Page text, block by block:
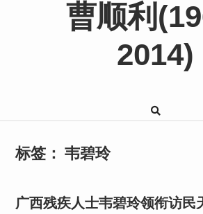
曹顺利
2014)
标签： 韦碧玲
广西残疾人士韦碧玲领衔访民